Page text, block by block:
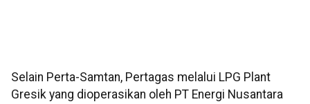
Selain Perta-Samtan, Pertagas melalui LPG Plant
Gresik yang dioperasikan oleh PT Energi Nusantara